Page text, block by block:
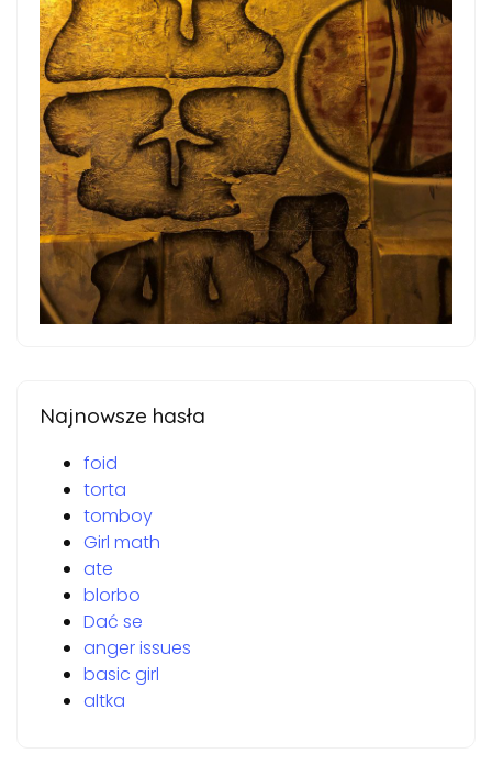
Najnowsze hasła
foid
torta
tomboy
Girl math
ate
blorbo
Dać se
anger issues
basic girl
altka